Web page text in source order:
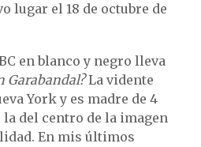
lugar el 18 de octubre de
en blanco y negro lleva
Garabandal?La vidente
York y es madre de 4
del centro de la imagen
En mis últimos